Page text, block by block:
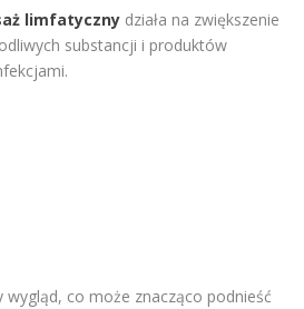
limfatyczny działa na zwiększenie
substancji i produktów
co może znacząco podnieść